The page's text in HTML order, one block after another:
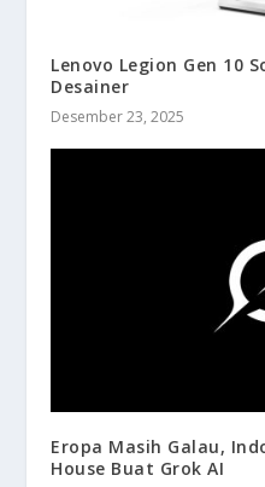
Lenovo Legion Gen 10
Desainer
Desember 23, 2025
Eropa Masih Galau,
House Buat Grok AI